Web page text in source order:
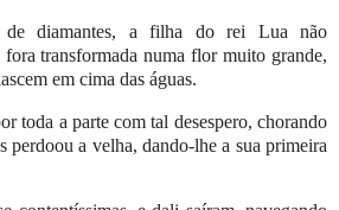
de diamantes, a filha do rei Lua não
fora transformada numa flor muito grande,
em cima das águas.
toda a parte com tal desespero, chorando
perdoou a velha, dando-lhe a sua primeira